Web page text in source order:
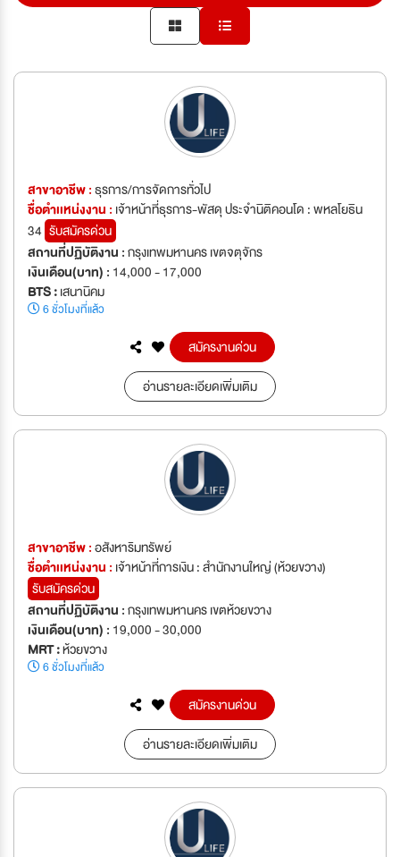
สาขาอาชีพ :ธุรการ/การจัดการทั่วไป
ชื่อตำเเหน่งงาน : เจ้าหน้าที่ธุรการ-พัสดุ ประจำนิติคอนโด : พหลโยธิน
34 รับสมัครด่วน
สถานที่ปฏิบัติงาน :กรุงเทพมหานคร เขตจตุจักร
เงินเดือน(บาท) : 14,000 - 17,000
BTS :เสนานิคม
6 ชั่วโมงที่แล้ว
สมัครงานด่วน
อ่านรายละเอียดเพิ่มเติม
สาขาอาชีพ :อสังหาริมทรัพย์
ชื่อตำเเหน่งงาน : เจ้าหน้าที่การเงิน : สำนักงานใหญ่ (ห้วยขวาง)
รับสมัครด่วน
สถานที่ปฏิบัติงาน :กรุงเทพมหานคร เขตห้วยขวาง
เงินเดือน(บาท) : 19,000 - 30,000
MRT :ห้วยขวาง
6 ชั่วโมงที่แล้ว
สมัครงานด่วน
อ่านรายละเอียดเพิ่มเติม